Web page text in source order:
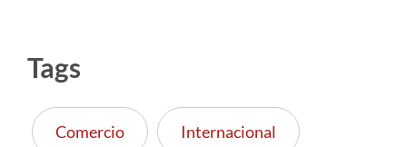
Tags
Comercio Internacional